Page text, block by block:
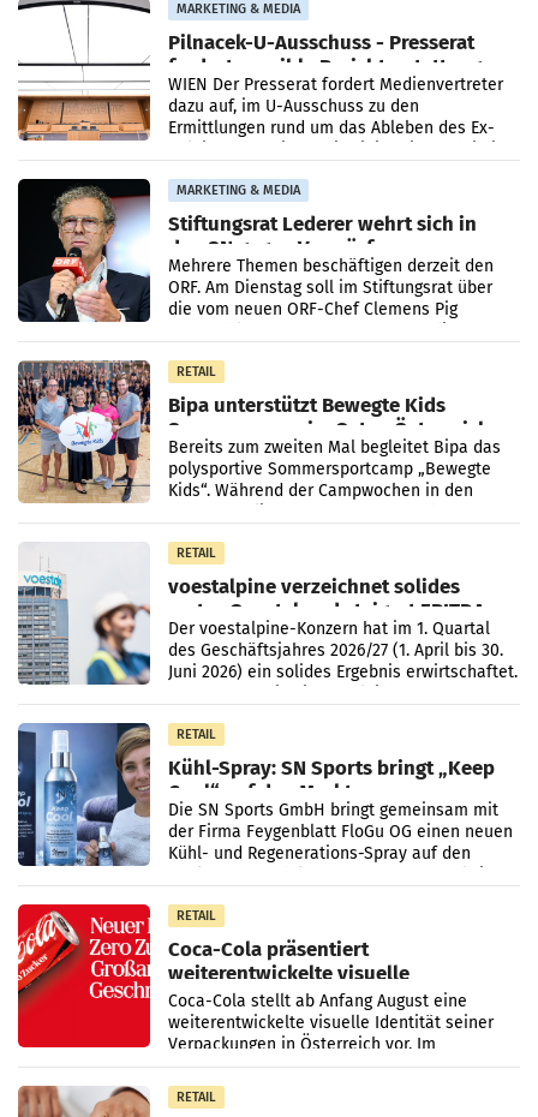
MARKETING & MEDIA
Pilnacek-U-Ausschuss - Presserat
fordert sensible Berichterstattung
WIEN Der Presserat fordert Medienvertreter
dazu auf, im U-Ausschuss zu den
Ermittlungen rund um das Ableben des Ex-
MARKETING & MEDIA
Stiftungsrat Lederer wehrt sich in
den SN gegen Vorwürfe
Mehrere Themen beschäftigen derzeit den
ORF. Am Dienstag soll im Stiftungsrat über
die vom neuen ORF-Chef Clemens Pig
RETAIL
Bipa unterstützt Bewegte Kids
Sommercamps im Osten Österreichs
Bereits zum zweiten Mal begleitet Bipa das
polysportive Sommersportcamp „Bewegte
Kids“. Während der Campwochen in den
RETAIL
voestalpine verzeichnet solides
erstes Quartal und steigert EBITDA
Der voestalpine-Konzern hat im 1. Quartal
des Geschäftsjahres 2026/27 (1. April bis 30.
Juni 2026) ein solides Ergebnis erwirtschaftet.
RETAIL
Kühl-Spray: SN Sports bringt „Keep
Cool“ auf den Markt
Die SN Sports GmbH bringt gemeinsam mit
der Firma Feygenblatt FloGu OG einen neuen
Kühl- und Regenerations-Spray auf den
RETAIL
Coca-Cola präsentiert
weiterentwickelte visuelle
Markenidentität
Coca-Cola stellt ab Anfang August eine
weiterentwickelte visuelle Identität seiner
Verpackungen in Österreich vor. Im
Mittelpunkt des Redesigns stehen zentrale
Gestaltungselemente
RETAIL